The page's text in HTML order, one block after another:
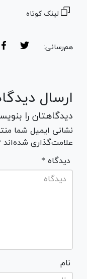
لینک کوتاه
هم‌رسانی:
ارسال
دیدگاهتان را
نشانی ایمیل شما
علامت‌گذاری شده‌اند
* دیدگاه
نام